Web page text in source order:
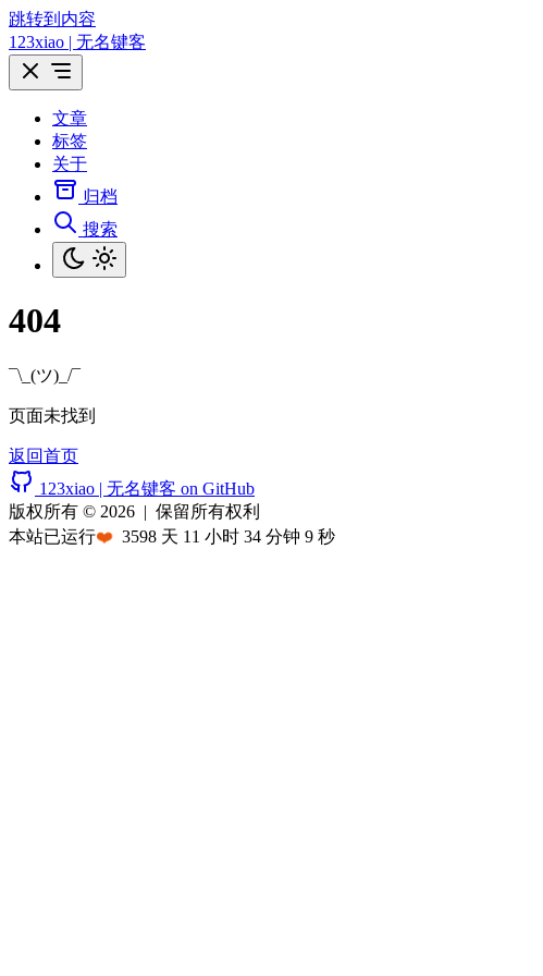
跳转到内容
123xiao | 无名键客
文章
标签
关于
归档
搜索
404
¯\_(ツ)_/¯
页面未找到
返回首页
123xiao | 无名键客 on GitHub
版权所有 © 2026 | 保留所有权利
本站已运行❤️ 3598 天 11 小时 34 分钟 9 秒